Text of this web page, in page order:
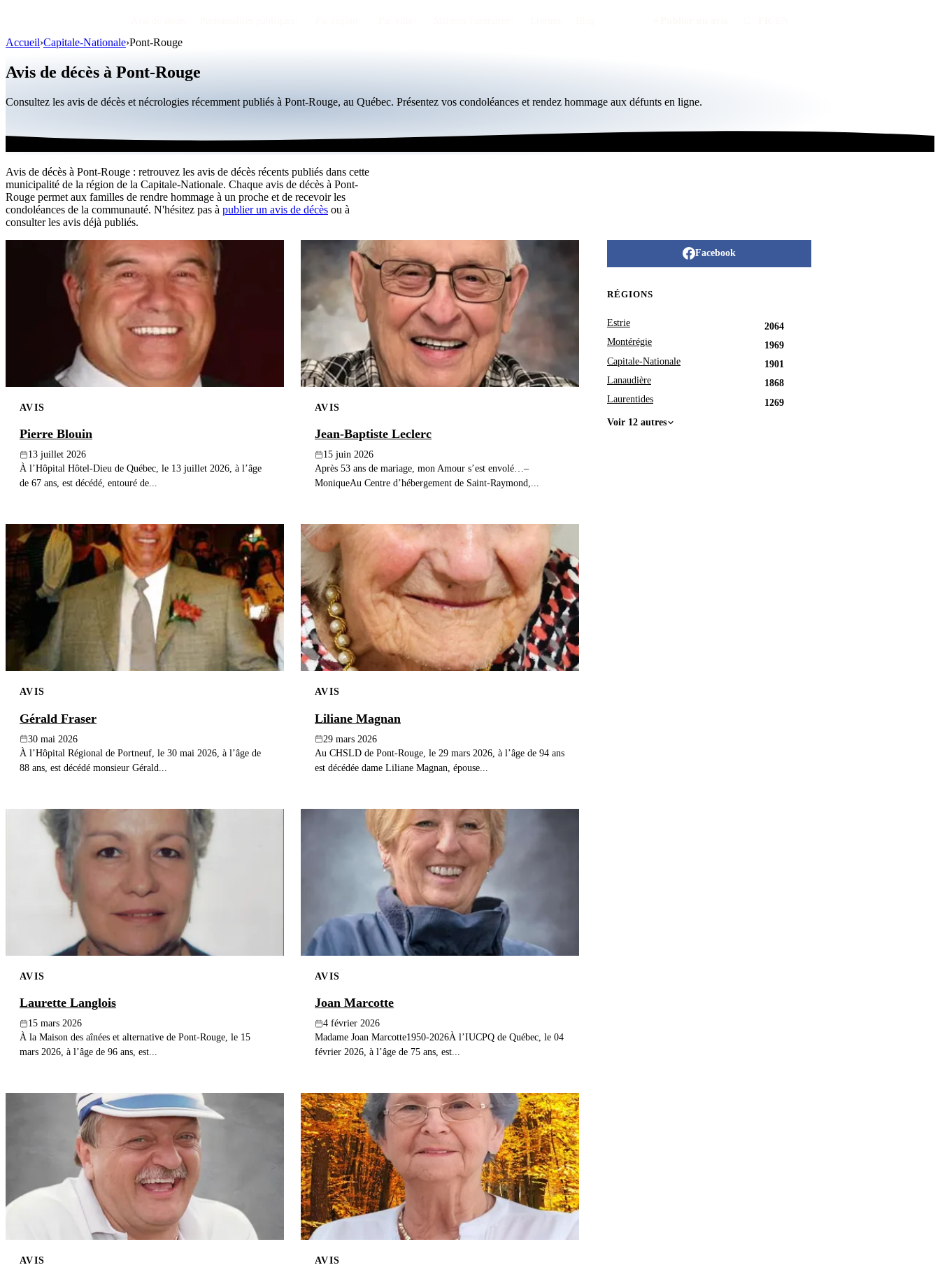
Accueil›Capitale-Nationale›Pont-Rouge
Avis de décès à Pont-Rouge
Consultez les avis de décès et nécrologies récemment publiés à Pont-Rouge, au Québec. Présentez vos condoléances et rendez hommage aux défunts en ligne.
Avis de décès à Pont-Rouge : retrouvez les avis de décès récents publiés dans cette
municipalité de la région de la Capitale-Nationale. Chaque avis de décès à Pont-
Rouge permet aux familles de rendre hommage à un proche et de recevoir les
condoléances de la communauté. N'hésitez pas à publier un avis de décès ou à
consulter les avis déjà publiés.
AVIS
Pierre Blouin
13 juillet 2026
À l’Hôpital Hôtel-Dieu de Québec, le 13 juillet 2026, à l’âge
de 67 ans, est décédé, entouré de...
AVIS
Jean-Baptiste Leclerc
15 juin 2026
Après 53 ans de mariage, mon Amour s’est envolé…–
MoniqueAu Centre d’hébergement de Saint-Raymond,...
AVIS
Gérald Fraser
30 mai 2026
À l’Hôpital Régional de Portneuf, le 30 mai 2026, à l’âge de
88 ans, est décédé monsieur Gérald...
AVIS
Liliane Magnan
29 mars 2026
Au CHSLD de Pont-Rouge, le 29 mars 2026, à l’âge de 94 ans
est décédée dame Liliane Magnan, épouse...
AVIS
Laurette Langlois
15 mars 2026
À la Maison des aînées et alternative de Pont-Rouge, le 15
mars 2026, à l’âge de 96 ans, est...
AVIS
Joan Marcotte
4 février 2026
Madame Joan Marcotte1950-2026À l’IUCPQ de Québec, le 04
février 2026, à l’âge de 75 ans, est...
AVIS AVIS
Facebook
RÉGIONS
Estrie
2064
Montérégie
1969
Capitale-Nationale
1901
Lanaudière
1868
Laurentides
1269
Voir 12 autres